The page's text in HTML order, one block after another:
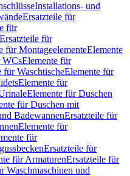
Installations- und
Ersatzteile für
für
Ersatzteile für
für MontageelementeElemente
WCsElemente für
für WaschtischeElemente für
Elemente für
Elemente für Duschen
für Duschen mit
BadewannenErsatzteile für
Elemente für
für
Ersatzteile für
für ArmaturenErsatzteile für
Waschmaschinen und